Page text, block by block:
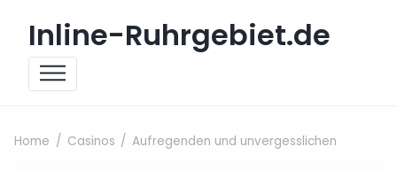
Inline-Ruhrgebiet.de
Home Casinos Aufregenden und unvergesslichen